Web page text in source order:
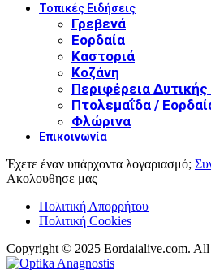
Τοπικές Ειδήσεις
Γρεβενά
Εορδαία
Καστοριά
Κοζάνη
Περιφέρεια
Πτολεμαΐδα /
Φλώρινα
Επικοινωνία
Έχετε έναν υπάρχοντα λογαριασμό;
Ακολουθησε μας
Πολιτική Απορρήτου
Πολιτική Cookies
Copyright © 2025 Eordaialive.com. All